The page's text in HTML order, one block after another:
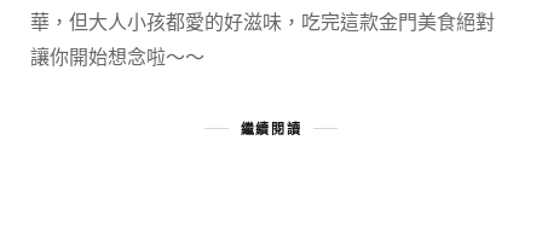
華，但大人小孩都愛的好滋味，吃完這款金門美食絕對
讓你開始想念啦～～
繼續閱讀